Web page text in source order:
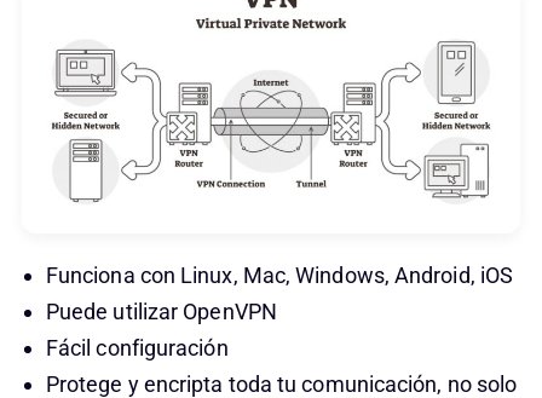
Funciona con Linux, Mac, Windows, Android, iOS
Puede utilizar OpenVPN
Fácil configuración
Protege y encripta toda tu comunicación, no solo